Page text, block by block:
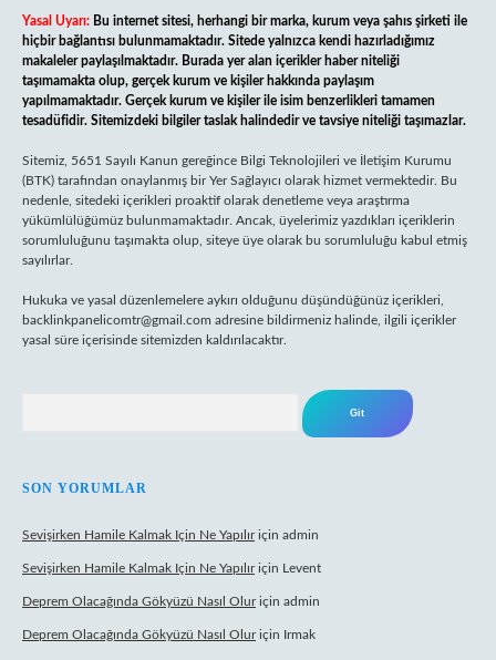
Yasal Uyarı: Bu internet sitesi, herhangi bir marka, kurum veya şahıs şirketi ile
hiçbir bağlantısı bulunmamaktadır. Sitede yalnızca kendi hazırladığımız
makaleler paylaşılmaktadır. Burada yer alan içerikler haber niteliği
taşımamakta olup, gerçek kurum ve kişiler hakkında paylaşım
yapılmamaktadır. Gerçek kurum ve kişiler ile isim benzerlikleri tamamen
tesadüfidir. Sitemizdeki bilgiler taslak halindedir ve tavsiye niteliği taşımazlar.
Sitemiz, 5651 Sayılı Kanun gereğince Bilgi Teknolojileri ve İletişim Kurumu
(BTK) tarafından onaylanmış bir Yer Sağlayıcı olarak hizmet vermektedir. Bu
nedenle, sitedeki içerikleri proaktif olarak denetleme veya araştırma
yükümlülüğümüz bulunmamaktadır. Ancak, üyelerimiz yazdıkları içeriklerin
sorumluluğunu taşımakta olup, siteye üye olarak bu sorumluluğu kabul etmiş
sayılırlar.
Hukuka ve yasal düzenlemelere aykırı olduğunu düşündüğünüz içerikleri,
backlinkpanelicomtr@gmail.com adresine bildirmeniz halinde, ilgili içerikler
yasal süre içerisinde sitemizden kaldırılacaktır.
SON YORUMLAR
Sevişirken Hamile Kalmak Için Ne Yapılıriçin admin
Sevişirken Hamile Kalmak Için Ne Yapılıriçin Levent
Deprem Olacağında Gökyüzü Nasıl Oluriçin admin
Deprem Olacağında Gökyüzü Nasıl Oluriçin Irmak